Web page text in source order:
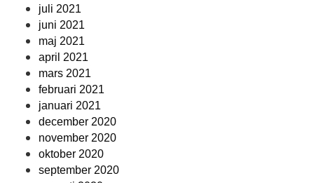
juli 2021
juni 2021
maj 2021
april 2021
mars 2021
februari 2021
januari 2021
december 2020
november 2020
oktober 2020
september 2020